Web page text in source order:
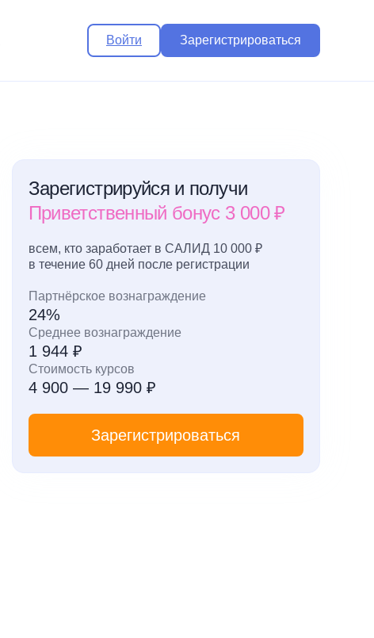
Войти Зарегистрироваться
Зарегистрируйся и получи
Приветственный бонус 3 000 ₽
всем, кто заработает в САЛИД 10 000 ₽
в течение 60 дней после регистрации
Партнёрское вознаграждение
24%
Среднее вознаграждение
1 944 ₽
Стоимость курсов
4 900 — 19 990 ₽
Зарегистрироваться